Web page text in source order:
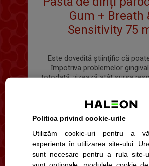
Gum + Breath
Sensitivity 75
Este dovedită ştiinţific că
împotriva problemelor
totodată, vizează atât sursa
Politica privind cookie-urile
Utilizăm cookie-uri pentru a
experiența în utilizarea site-ului.
sunt necesare pentru a rula site-